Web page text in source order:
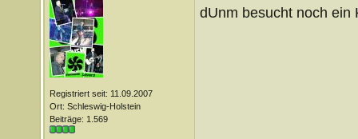
Registriert seit: 11.09.2007
Ort: Schleswig-Holstein
Beiträge: 1.569
dUnm besucht noch ein